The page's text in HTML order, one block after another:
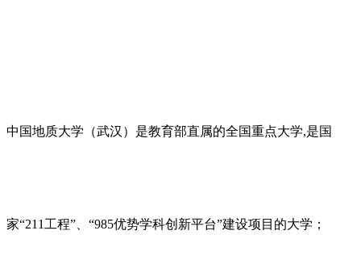
中国地质大学（武汉）是教育部直属的全国重点大学,是国
家“211工程”、“985优势学科创新平台”建设项目的大学；